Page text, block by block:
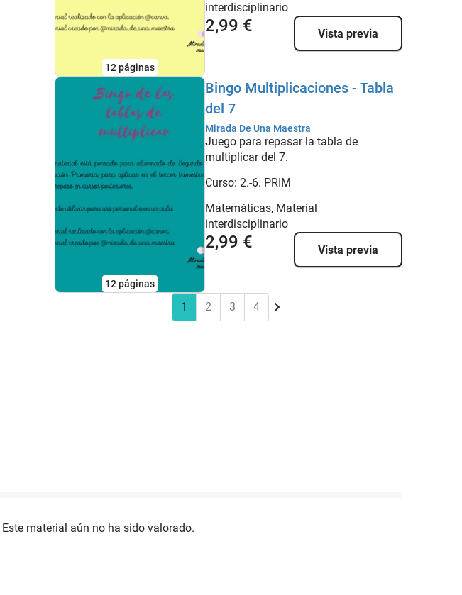
12páginas
interdisciplinario
2,99 € Vista previa
12páginas
Bingo Multiplicaciones - Tabla
del 7
Mirada De Una Maestra
Juego para repasar la tabla de
multiplicar del 7.
Curso: 2.-6. PRIM
Matemáticas, Material
interdisciplinario
2,99 € Vista previa
1 2 3 4
Este material aún no ha sido valorado.